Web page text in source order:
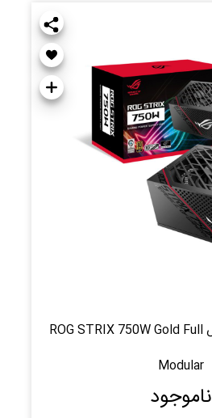
پاور 750 وات ایسوس ROG STRIX 750W Gold Full
Modular
ناموجود